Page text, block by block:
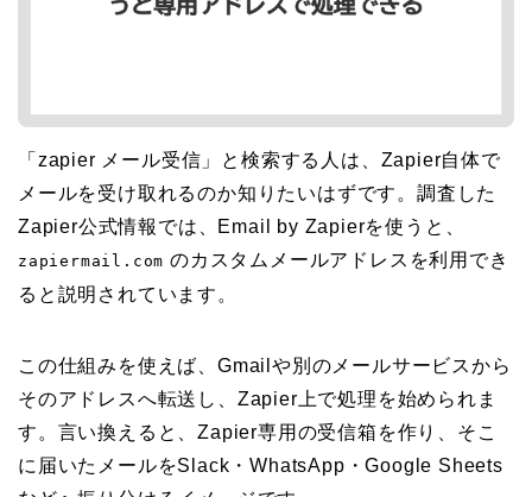
「zapier メール受信」と検索する人は、Zapier自体で
メールを受け取れるのか知りたいはずです。調査した
Zapier公式情報では、Email by Zapierを使うと、
zapiermail.com のカスタムメールアドレスを利用でき
ると説明されています。
この仕組みを使えば、Gmailや別のメールサービスから
そのアドレスへ転送し、Zapier上で処理を始められま
す。言い換えると、Zapier専用の受信箱を作り、そこ
に届いたメールをSlack・WhatsApp・Google Sheets